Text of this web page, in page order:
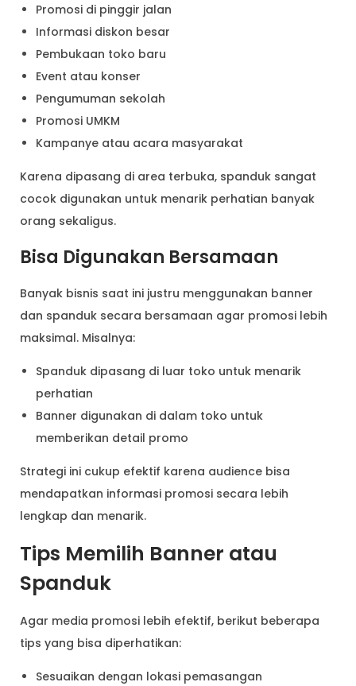
Promosi di pinggir jalan
Informasi diskon besar
Pembukaan toko baru
Event atau konser
Pengumuman sekolah
Promosi UMKM
Kampanye atau acara masyarakat
Karena dipasang di area terbuka, spanduk sangat
cocok digunakan untuk menarik perhatian banyak
orang sekaligus.
Bisa Digunakan Bersamaan
Banyak bisnis saat ini justru menggunakan banner
dan spanduk secara bersamaan agar promosi lebih
maksimal. Misalnya:
Spanduk dipasang di luar toko untuk menarik
perhatian
Banner digunakan di dalam toko untuk
memberikan detail promo
Strategi ini cukup efektif karena audience bisa
mendapatkan informasi promosi secara lebih
lengkap dan menarik.
Tips Memilih Banner atau
Spanduk
Agar media promosi lebih efektif, berikut beberapa
tips yang bisa diperhatikan:
Sesuaikan dengan lokasi pemasangan